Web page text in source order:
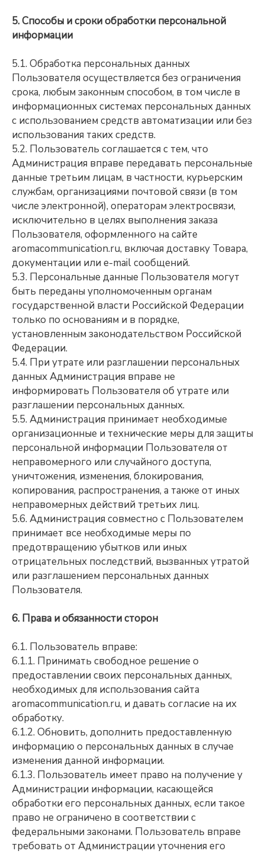
5. Способы и сроки обработки персональной
информации
5.1. Обработка персональных данных
Пользователя осуществляется без ограничения
срока, любым законным способом, в том числе в
информационных системах персональных данных
с использованием средств автоматизации или без
использования таких средств.
5.2. Пользователь соглашается с тем, что
Администрация вправе передавать персональные
данные третьим лицам, в частности, курьерским
службам, организациями почтовой связи (в том
числе электронной), операторам электросвязи,
исключительно в целях выполнения заказа
Пользователя, оформленного на сайте
aromacommunication.ru, включая доставку Товара,
документации или e-mail сообщений.
5.3. Персональные данные Пользователя могут
быть переданы уполномоченным органам
государственной власти Российской Федерации
только по основаниям и в порядке,
установленным законодательством Российской
Федерации.
5.4. При утрате или разглашении персональных
данных Администрация вправе не
информировать Пользователя об утрате или
разглашении персональных данных.
5.5. Администрация принимает необходимые
организационные и технические меры для защиты
персональной информации Пользователя от
неправомерного или случайного доступа,
уничтожения, изменения, блокирования,
копирования, распространения, а также от иных
неправомерных действий третьих лиц.
5.6. Администрация совместно с Пользователем
принимает все необходимые меры по
предотвращению убытков или иных
отрицательных последствий, вызванных утратой
или разглашением персональных данных
Пользователя.
6. Права и обязанности сторон
6.1. Пользователь вправе:
6.1.1. Принимать свободное решение о
предоставлении своих персональных данных,
необходимых для использования сайта
aromacommunication.ru, и давать согласие на их
обработку.
6.1.2. Обновить, дополнить предоставленную
информацию о персональных данных в случае
изменения данной информации.
6.1.3. Пользователь имеет право на получение у
Администрации информации, касающейся
обработки его персональных данных, если такое
право не ограничено в соответствии с
федеральными законами. Пользователь вправе
требовать от Администрации уточнения его